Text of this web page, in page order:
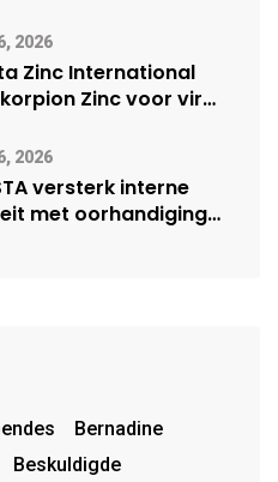
2026
Zinc International
Zinc voor vir
2026
versterk interne
met oorhandiging
Bernadine
Beskuldigde